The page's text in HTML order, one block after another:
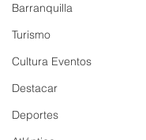
Barranquilla
Turismo
Cultura Eventos
Destacar
Deportes